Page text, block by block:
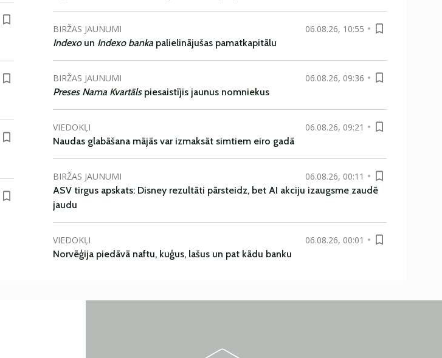
BIRŽAS JAUNUMI
06.08.26, 10:55
Indexoun Indexo banka palielinājušas pamatkapitālu
BIRŽAS JAUNUMI
06.08.26, 09:36
Preses Nama Kvartāls piesaistījis jaunus nomniekus
VIEDOKĻI
06.08.26, 09:21
Naudas glabāšana mājās var izmaksāt simtiem eiro gadā
BIRŽAS JAUNUMI
06.08.26, 00:11
ASV tirgus apskats: Disney rezultāti pārsteidz, bet AI akciju izaugsme zaudē
jaudu
VIEDOKĻI
06.08.26, 00:01
Norvēģija piedāvā naftu, kuģus, lašus un pat kādu banku